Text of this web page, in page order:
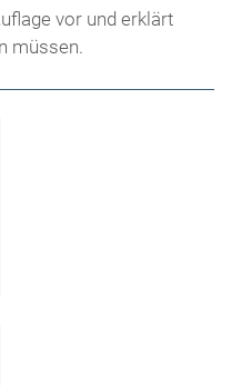
vor und erklärt
müssen.